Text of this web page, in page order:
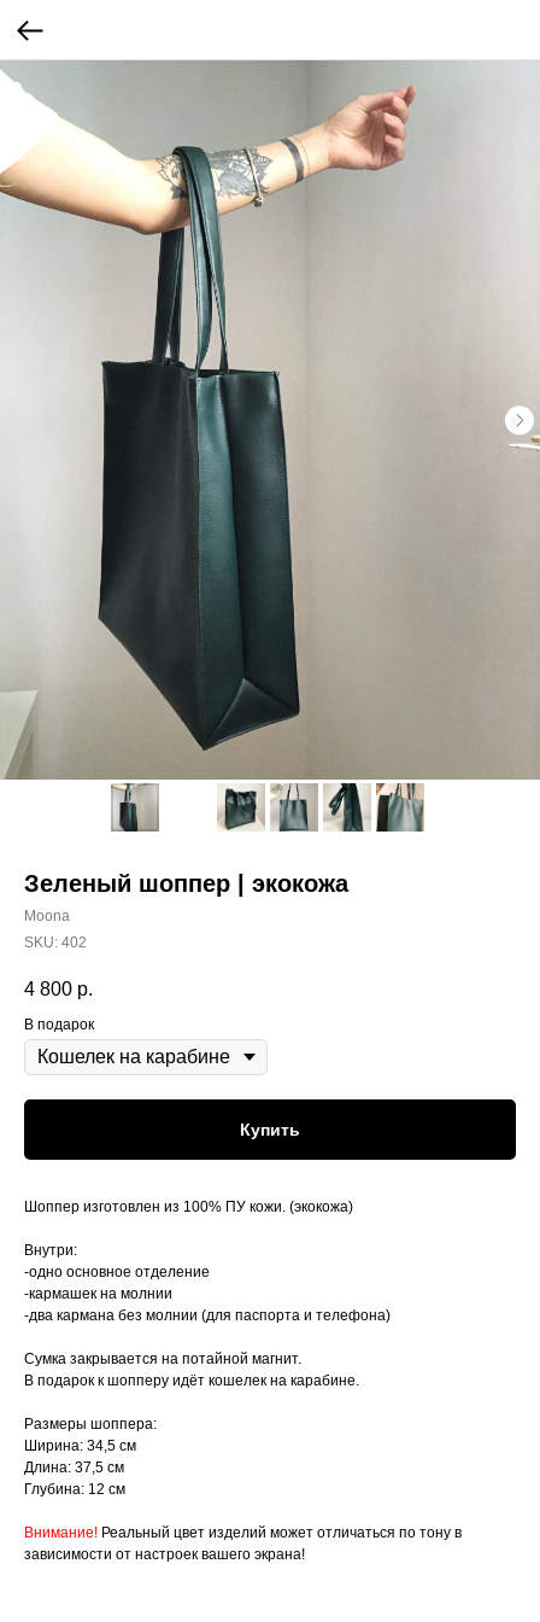
Зеленый шоппер | экокожа
Moona
SKU: 402
4 800 р.
В подарок
Купить
Шоппер изготовлен из 100% ПУ кожи. (экокожа)
Внутри:
-одно основное отделение
-кармашек на молнии
-два кармана без молнии (для паспорта и телефона)
Сумка закрывается на потайной магнит.
В подарок к шопперу идёт кошелек на карабине.
Размеры шоппера:
Ширина: 34,5 см
Длина: 37,5 см
Глубина: 12 см
Внимание! Реальный цвет изделий может отличаться по тону в
зависимости от настроек вашего экрана!